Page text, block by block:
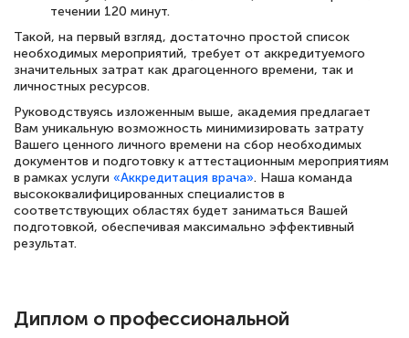
течении 120 минут.
Такой, на первый взгляд, достаточно простой список
необходимых мероприятий, требует от аккредитуемого
значительных затрат как драгоценного времени, так и
личностных ресурсов.
Руководствуясь изложенным выше, академия предлагает
Вам уникальную возможность минимизировать затрату
Вашего ценного личного времени на сбор необходимых
документов и подготовку к аттестационным мероприятиям
в рамках услуги «Аккредитация врача». Наша команда
высококвалифицированных специалистов в
соответствующих областях будет заниматься Вашей
подготовкой, обеспечивая максимально эффективный
результат.
Диплом о профессиональной